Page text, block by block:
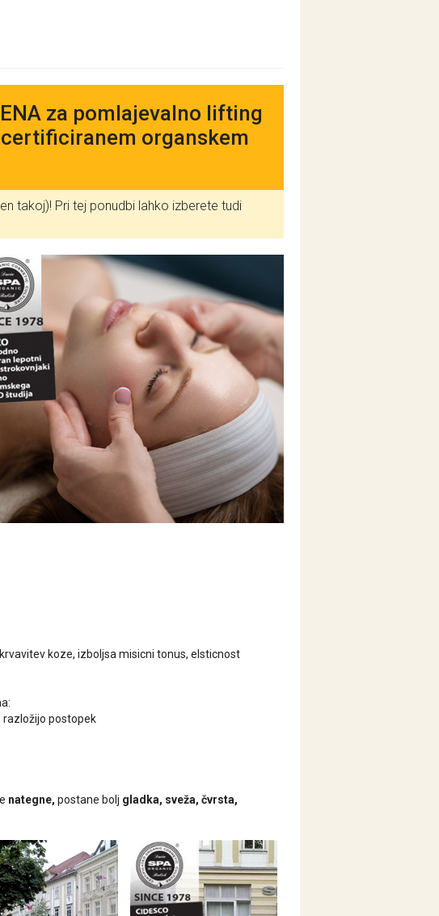
za pomlajevalno lifting
organskem
takoj)! Pri tej ponudbi lahko izberete tudi
koze, izboljsa misicni tonus, elsticnost
razložijo postopek
nategne, postane bolj gladka, sveža, čvrsta,